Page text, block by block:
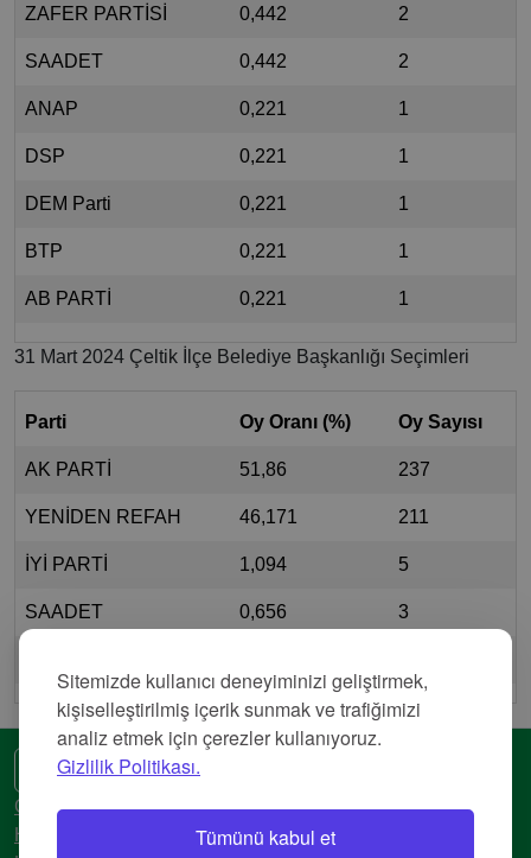
Sitemizde kullanıcı deneyiminizi geliştirmek,
kişiselleştirilmiş içerik sunmak ve trafiğimizi
analiz etmek için çerezler kullanıyoruz.
Gizlilik Politikası.
Tümünü kabul et
ZAFER PARTİSİ 0,442 2
SAADET 0,442 2
ANAP 0,221 1
DSP 0,221 1
DEM Parti 0,221 1
BTP 0,221 1
AB PARTİ 0,221 1
31 Mart 2024 Çeltik İlçe Belediye Başkanlığı Seçimleri
Parti Oy Oranı (%) Oy Sayısı
AK PARTİ 51,86 237
YENİDEN REFAH 46,171 211
İYİ PARTİ 1,094 5
SAADET 0,656 3
🌍 Başka bir dil
Gizlilik Politikası
Hizmet Şartları